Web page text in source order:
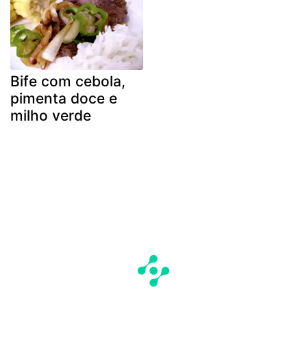
Bife com cebola,
pimenta doce e
milho verde